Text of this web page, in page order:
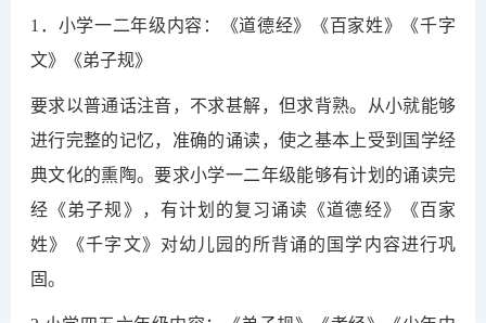
1．小学一二年级内容：《道德经》《百家姓》《千字
文》《弟子规》
要求以普通话注音，不求甚解，但求背熟。从小就能够
进行完整的记忆，准确的诵读，使之基本上受到国学经
典文化的熏陶。要求小学一二年级能够有计划的诵读完
经《弟子规》，有计划的复习诵读《道德经》《百家
姓》《千字文》对幼儿园的所背诵的国学内容进行巩
固。